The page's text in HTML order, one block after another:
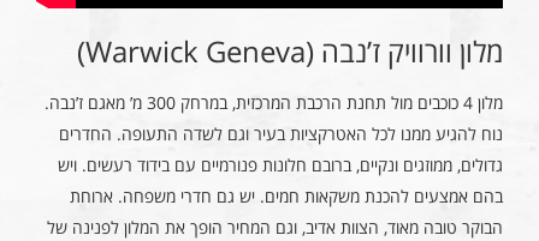
מלון וורוויק ז’נבה (Warwick Geneva)
מלון 4 כוכבים מול תחנת הרכבת המרכזית, במרחק 300 מ’ מאגם ז’נבה.
נוח להגיע ממנו לכל האטרקציות בעיר וגם לשדה התעופה. החדרים
גדולים, ממוזגים ונקיים, ברובם חלונות פנורמיים עם בידוד רעשים. ויש
בהם אמצעים להכנת משקאות חמים. יש גם חדרי משפחה. ארוחת
הבוקר טובה מאוד, הצוות אדיב, וגם המחיר הופך את המלון לפנינה של